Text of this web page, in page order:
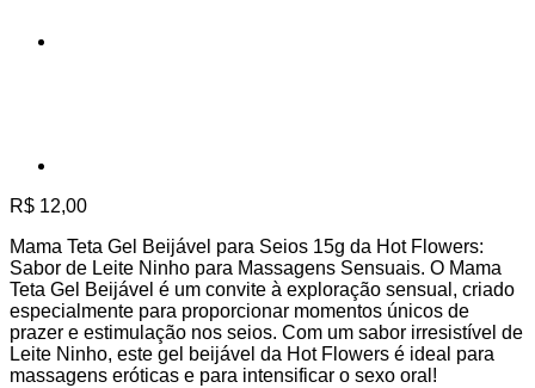
R$ 12,00
Mama Teta Gel Beijável para Seios 15g da Hot Flowers:
Sabor de Leite Ninho para Massagens Sensuais. O Mama
Teta Gel Beijável é um convite à exploração sensual, criado
especialmente para proporcionar momentos únicos de
prazer e estimulação nos seios. Com um sabor irresistível de
Leite Ninho, este gel beijável da Hot Flowers é ideal para
massagens eróticas e para intensificar o sexo oral!